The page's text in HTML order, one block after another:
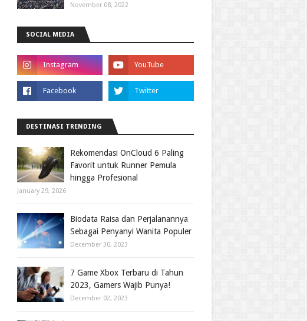
November 08, 2022
SOCIAL MEDIA
DESTINASI TRENDING
Rekomendasi OnCloud 6 Paling
Favorit untuk Runner Pemula
hingga Profesional
January 29, 2026
Biodata Raisa dan Perjalanannya
Sebagai Penyanyi Wanita Populer
December 30, 2023
7 Game Xbox Terbaru di Tahun
2023, Gamers Wajib Punya!
December 02, 2023